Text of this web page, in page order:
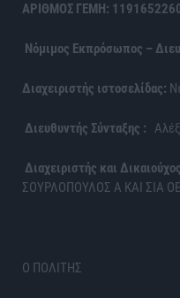
ΑΡΙΘΜΟΣ ΓΕΜΗ:
Νόμιμος Εκπρόσωπος –
Διαχειριστής ιστοσελίδας:
Διευθυντής Σύνταξης :
Διαχειριστής και
ΣΟΥΡΛΟΠΟΥΛΟΣ Α ΚΑΙ ΣΙΑ ΟΕ
Ο ΠΟΛΙΤΗΣ